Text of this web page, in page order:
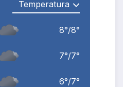
8°/8°
7°/7°
6°/7°